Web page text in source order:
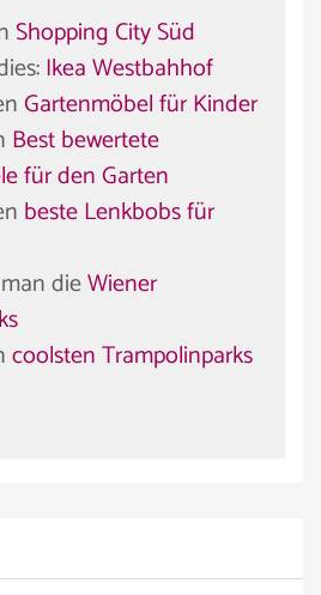
Shopping City Süd
Ikea Westbahhof
Gartenmöbel für Kinder
Best bewertete
für den Garten
beste Lenkbobs für
dieWiener
coolsten Trampolinparks